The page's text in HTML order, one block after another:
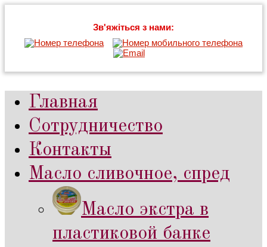
Зв'яжіться з нами:
Главная
Сотрудничество
Контакты
Масло сливочное, спред
Масло экстра в
пластиковой банке